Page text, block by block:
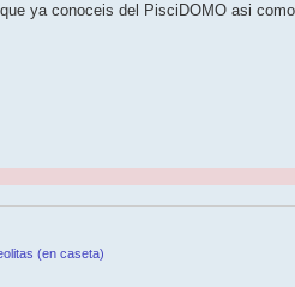
ya conoceis del PisciDOMO asi
(en caseta)